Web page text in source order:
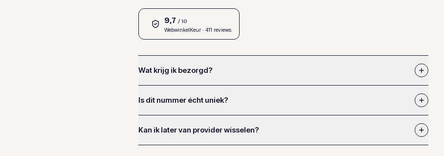
9,7 / 10
WebwinkelKeur· 411 reviews
Wat krijg ik bezorgd?
Is dit nummer écht uniek?
Kan ik later van provider wisselen?